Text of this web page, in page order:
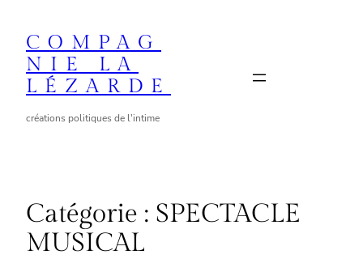
contenu
COMPAG
NIE LA
LÉZARDE
créations politiques de l'intime
Catégorie : SPECTACLE
MUSICAL